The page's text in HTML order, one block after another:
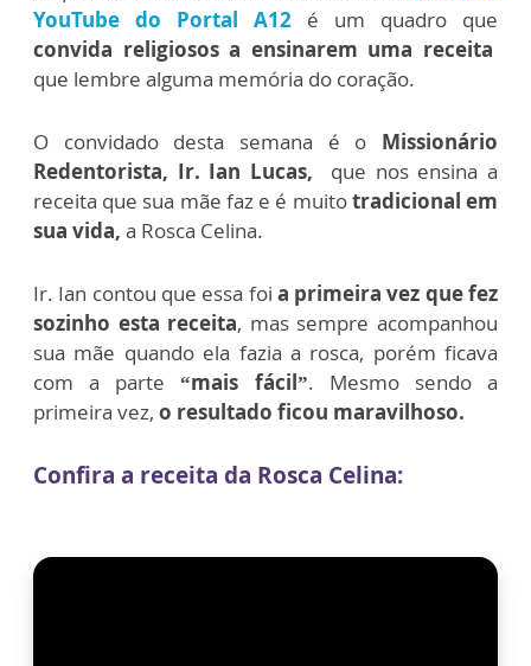
YouTube do Portal A12 é um quadro que
convida religiosos a ensinarem uma receita
que lembre alguma memória do coração.
O convidado desta semana é o Missionário
Redentorista, Ir. Ian Lucas, que nos ensina a
receita que sua mãe faz e é muitotradicional em
sua vida, a Rosca Celina.
Ir. Ian contou que essa foi a primeira vez que fez
sozinho esta receita, mas sempre acompanhou
sua mãe quando ela fazia a rosca, porém ficava
com a parte “mais fácil”. Mesmo sendo a
primeira vez, o resultado ficou maravilhoso.
Confira a receita da Rosca Celina: